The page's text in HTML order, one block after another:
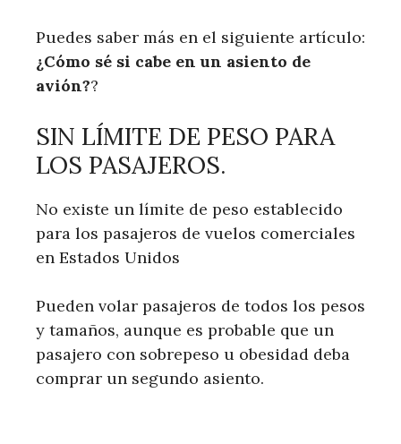
Puedes saber más en el siguiente artículo:
¿Cómo sé si cabe en un asiento de
avión??
SIN LÍMITE DE PESO PARA
LOS PASAJEROS.
No existe un límite de peso establecido
para los pasajeros de vuelos comerciales
en Estados Unidos
Pueden volar pasajeros de todos los pesos
y tamaños, aunque es probable que un
pasajero con sobrepeso u obesidad deba
comprar un segundo asiento.